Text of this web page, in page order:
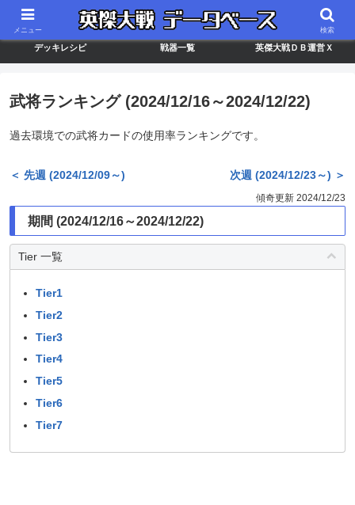
最新バージョン情報 武将ランキング カードリスト
デッキレシピ 戦器一覧 英傑大戦ＤＢ運営Ｘ
武将ランキング (2024/12/16～2024/12/22)
過去環境での武将カードの使用率ランキングです。
＜ 先週 (2024/12/09～) 次週 (2024/12/23～) ＞
傾奇更新 2024/12/23
期間 (2024/12/16～2024/12/22)
Tier 一覧
Tier1
Tier2
Tier3
Tier4
Tier5
Tier6
Tier7
メニュー 検索